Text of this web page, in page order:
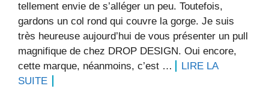
tellement envie de s’alléger un peu. Toutefois,
gardons un col rond qui couvre la gorge. Je suis
très heureuse aujourd’hui de vous présenter un pull
magnifique de chez DROP DESIGN. Oui encore,
cette marque, néanmoins, c’est …
LIRE LA
SUITE